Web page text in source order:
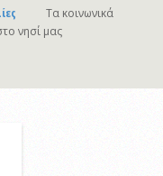
μουσική βραδιά στο
της Σύρου
Τα κοινωνικά
νησί μας